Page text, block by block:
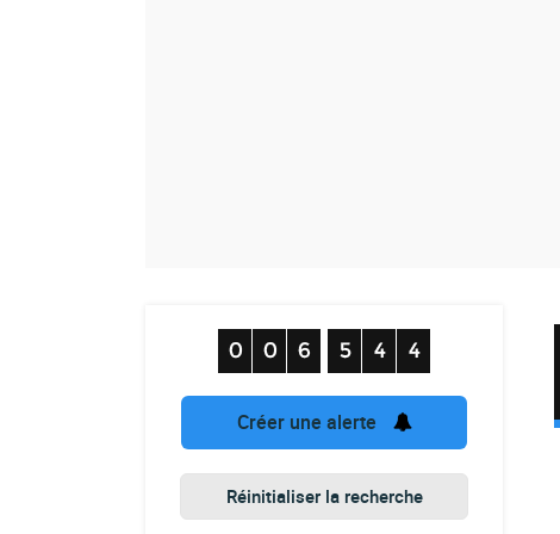
Créer une alerte
Réinitialiser la recherche